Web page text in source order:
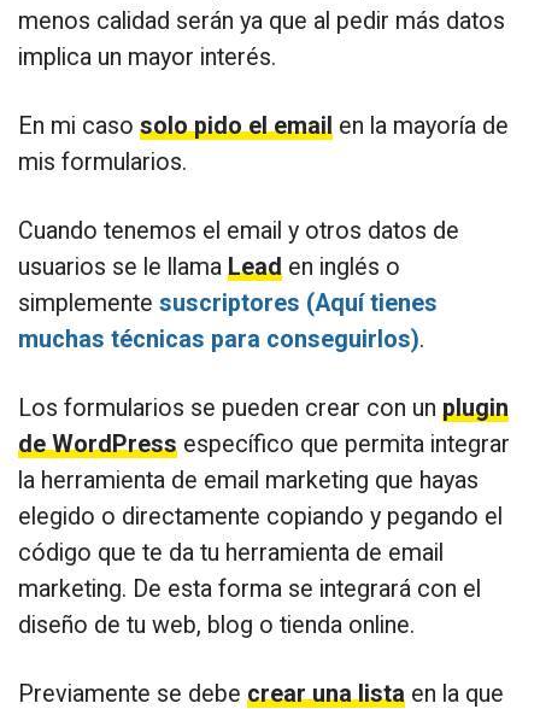
menos calidad serán ya que al pedir más datos
implica un mayor interés.
En mi caso solo pido el email en la mayoría de
mis formularios.
Cuando tenemos el email y otros datos de
usuarios se le llama Lead en inglés o
simplemente suscriptores (Aquí tienes
muchas técnicas para conseguirlos).
Los formularios se pueden crear con un plugin
de WordPress específico que permita integrar
la herramienta de email marketing que hayas
elegido o directamente copiando y pegando el
código que te da tu herramienta de email
marketing. De esta forma se integrará con el
diseño de tu web, blog o tienda online.
Previamente se debe crear una lista en la que